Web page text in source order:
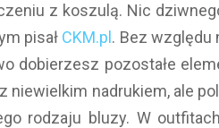
z koszulą. Nic
pisał CKM.pl . Bez względu
dobierzesz pozostałe
niewielkim nadrukiem, ale
rodzaju bluzy. W